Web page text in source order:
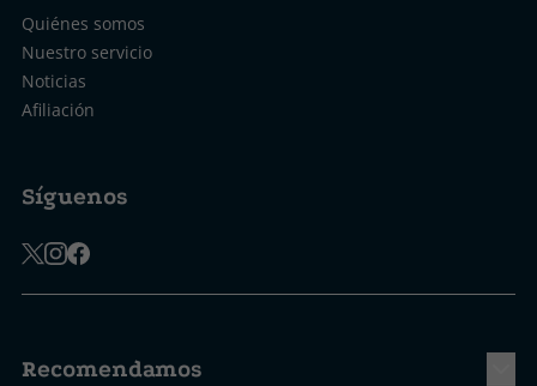
Quiénes somos
Nuestro servicio
Noticias
Afiliación
Síguenos
Recomendamos